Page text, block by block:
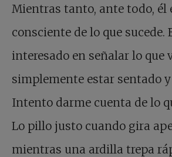
Mientras tanto, ante todo, él
consciente de lo que sucede.
interesado en señalar lo que
simplemente estar sentado y
Intento darme cuenta de lo
Lo pillo justo cuando gira
mientras una ardilla trepa